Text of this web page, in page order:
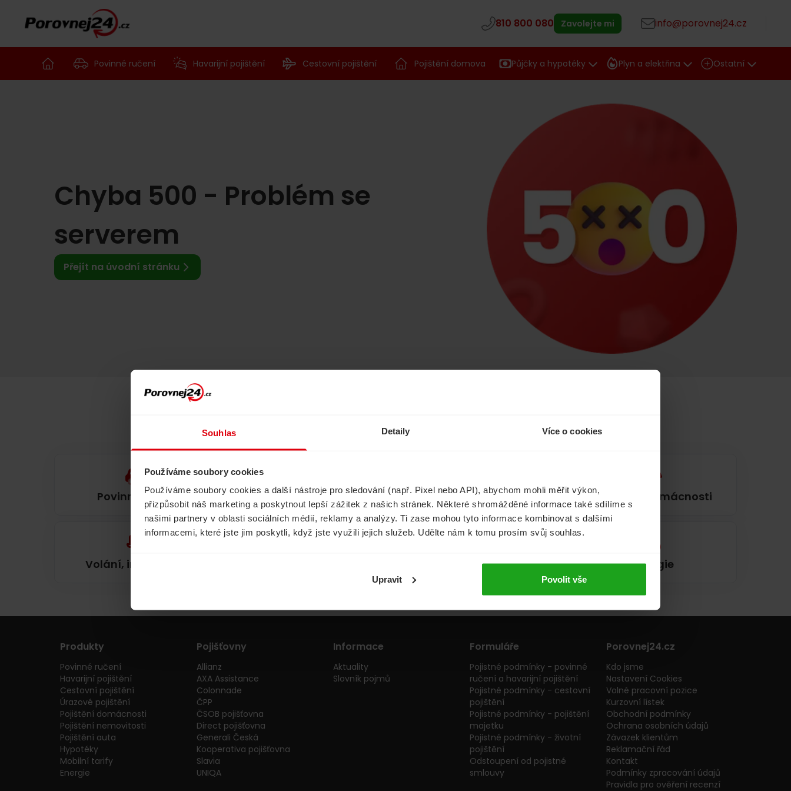
Souhlas Detaily Více o cookies
Používáme soubory cookies
Používáme soubory cookies a další nástroje pro sledování (např. Pixel nebo API), abychom mohli měřit výkon,
přizpůsobit náš marketing a poskytnout lepší zážitek z našich stránek. Některé shromážděné informace také sdílíme s
našimi partnery v oblasti sociálních médií, reklamy a analýzy. Ti zase mohou tyto informace kombinovat s dalšími
informacemi, které jste jim poskytli, když jste využili jejich služeb. Udělte nám k tomu prosím svůj souhlas.
Upravit Povolit vše
810 800 080 Zavolejte mi info@porovnej24.cz
Povinné ručení Havarijní pojištění Cestovní pojištění Pojištění domova Půjčky a hypotéky Plyn a elektřina Ostatní
Chyba 500 - Problém se
serverem
Přejít na úvodní stránku
Ušetřete s námi
Povinné ručení Havarijní pojištění Cestovní pojištění Pojištění domácnosti
Volání, internet, TV Životní pojištění Energie
Produkty
Povinné ručení
Havarijní pojištění
Cestovní pojištění
Úrazové pojištění
Pojištění domácnosti
Pojištění nemovitosti
Pojištění auta
Hypotéky
Mobilní tarify
Energie
Pojišťovny
Allianz
AXA Assistance
Colonnade
ČPP
ČSOB pojišťovna
Direct pojišťovna
Generali Česká
Kooperativa pojišťovna
Slavia
UNIQA
Informace
Aktuality
Slovník pojmů
Formuláře
Pojistné podmínky - povinné
ručení a havarijní pojištění
Pojistné podmínky - cestovní
pojištění
Pojistné podmínky - pojištění
majetku
Pojistné podmínky - životní
pojištění
Odstoupení od pojistné
smlouvy
Porovnej24.cz
Kdo jsme
Nastavení Cookies
Volné pracovní pozice
Kurzovní lístek
Obchodní podmínky
Ochrana osobních údajů
Závazek klientům
Reklamační řád
Kontakt
Podmínky zpracování údajů
Pravidla pro ověření recenzí